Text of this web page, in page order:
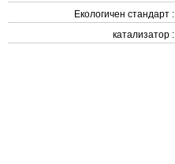
Екологичен стандарт :
катализатор :